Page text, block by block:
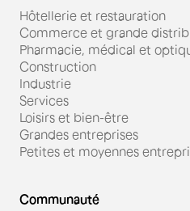
Hôtellerie et restauration
Commerce et grande
Pharmacie, médical et
Construction
Industrie
Services
Loisirs et bien-être
Grandes entreprises
Petites et moyennes
Communauté